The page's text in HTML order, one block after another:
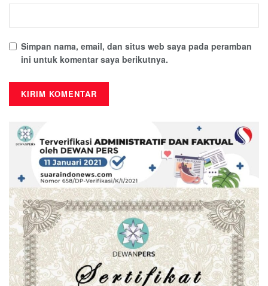
Simpan nama, email, dan situs web saya pada peramban
ini untuk komentar saya berikutnya.